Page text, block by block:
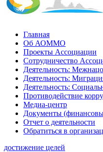
Главная
Об АОММО
Проекты Ассоциации
Сотрудничество
Деятельность:
Деятельность:
Деятельность:
Противодействие
Медиа-центр
Документы
Отчет о деятельности
Обратиться в
достижение целей